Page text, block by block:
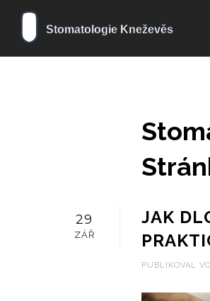
29
ZÁŘ
JAK
PUBLIKOVAL